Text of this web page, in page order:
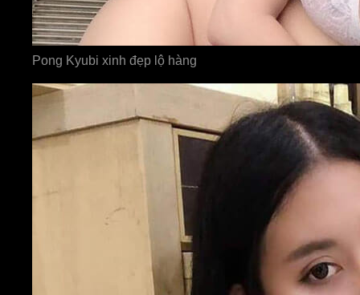
Pong Kyubi xinh đẹp lộ hàng